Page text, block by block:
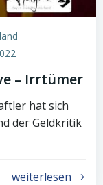
– Irrtümer
hat sich
der Geldkritik
weiterlesen